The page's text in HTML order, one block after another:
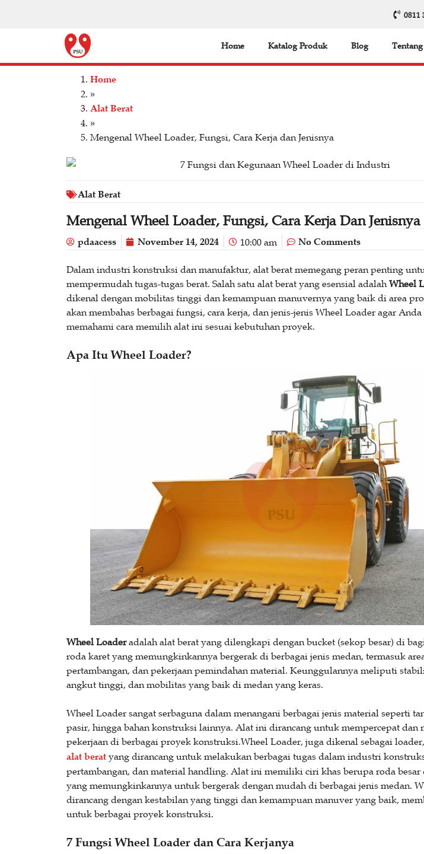
0811
Home Katalog Produk Blog
Home
»
Alat Berat
»
Mengenal Wheel Loader, Fungsi, Cara Kerja dan Jenisnya
Alat Berat
Mengenal Wheel Loader, Fungsi, Cara Kerja Dan Jenisnya
pdaacess November 14, 2024 10:00 am No Comments
Dalam industri konstruksi dan manufaktur, alat berat memegang peran penting
mempermudah tugas-tugas berat. Salah satu alat berat yang esensial adalahWheel
dikenal dengan mobilitas tinggi dan kemampuan manuvernya yang baik di area
akan membahas berbagai fungsi, cara kerja, dan jenis-jenis Wheel Loader agar
memahami cara memilih alat ini sesuai kebutuhan proyek.
Apa Itu Wheel Loader?
Wheel Loaderadalah alat berat yang dilengkapi dengan bucket (sekop besar) di
roda karet yang memungkinkannya bergerak di berbagai jenis medan, termasuk
pertambangan, dan pekerjaan pemindahan material. Keunggulannya meliputi
angkut tinggi, dan mobilitas yang baik di medan yang keras.
Wheel Loader sangat serbaguna dalam menangani berbagai jenis material seperti
pasir, hingga bahan konstruksi lainnya. Alat ini dirancang untuk mempercepat dan
pekerjaan di berbagai proyek konstruksi.Wheel Loader, juga dikenal sebagai
alat beratyang dirancang untuk melakukan berbagai tugas dalam industri
pertambangan, dan material handling. Alat ini memiliki ciri khas berupa roda besar
yang memungkinkannya untuk bergerak dengan mudah di berbagai jenis medan.
dirancang dengan kestabilan yang tinggi dan kemampuan manuver yang baik,
untuk berbagai proyek konstruksi.
7 Fungsi Wheel Loader dan Cara Kerjanya